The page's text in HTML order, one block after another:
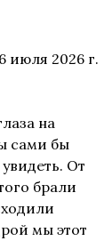
6 июля 2026 г.
на
сами бы
От
брали
мы этот